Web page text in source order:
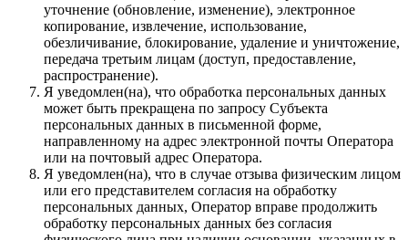
уточнение (обновление, изменение), электронное
копирование, извлечение, использование,
обезличивание, блокирование, удаление и уничтожение,
передача третьим лицам (доступ, предоставление,
распространение).
Я уведомлен(на), что обработка персональных данных
может быть прекращена по запросу Субъекта
персональных данных в письменной форме,
направленному на адрес электронной почты Оператора
или на почтовый адрес Оператора.
Я уведомлен(на), что в случае отзыва физическим лицом
или его представителем согласия на обработку
персональных данных, Оператор вправе продолжить
обработку персональных данных без согласия